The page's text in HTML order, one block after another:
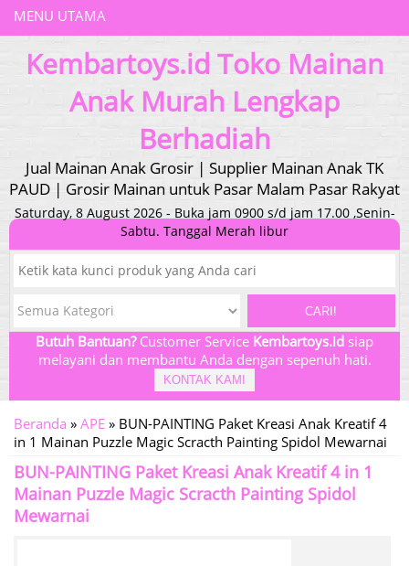
MENU UTAMA
Kembartoys.id Toko Mainan
Anak Murah Lengkap
Berhadiah
Jual Mainan Anak Grosir | Supplier Mainan Anak TK
PAUD | Grosir Mainan untuk Pasar Malam Pasar Rakyat
Saturday, 8 August 2026 - Buka jam 0900 s/d jam 17.00 ,Senin-
Sabtu. Tanggal Merah libur
CARI!
Butuh Bantuan?Customer Service Kembartoys.id siap
melayani dan membantu Anda dengan sepenuh hati.
KONTAK KAMI
Beranda » APE » BUN-PAINTING Paket Kreasi Anak Kreatif 4
in 1 Mainan Puzzle Magic Scracth Painting Spidol Mewarnai
BUN-PAINTING Paket Kreasi Anak Kreatif 4 in 1
Mainan Puzzle Magic Scracth Painting Spidol
Mewarnai